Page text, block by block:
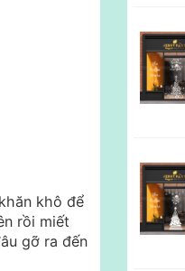
khô để
rồi miết
gỡ ra đến